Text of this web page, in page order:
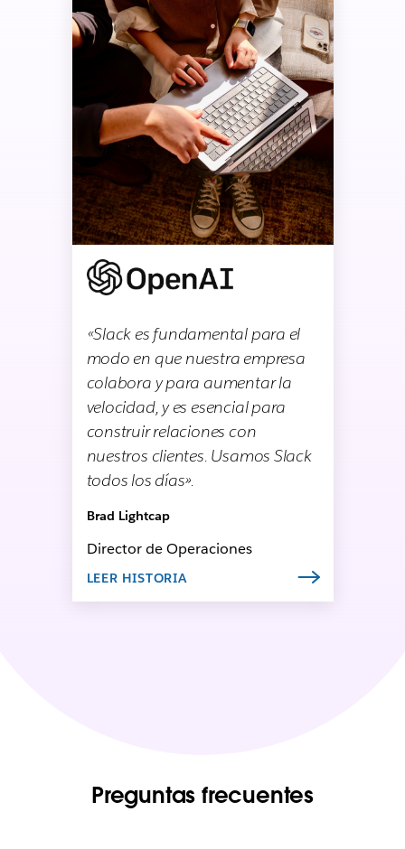
«Slack es fundamental para el
modo en que nuestra empresa
colabora y para aumentar la
velocidad, y es esencial para
construir relaciones con
nuestros clientes. Usamos Slack
todos los días».
Brad Lightcap
Director de Operaciones
LEER HISTORIA
Preguntas frecuentes